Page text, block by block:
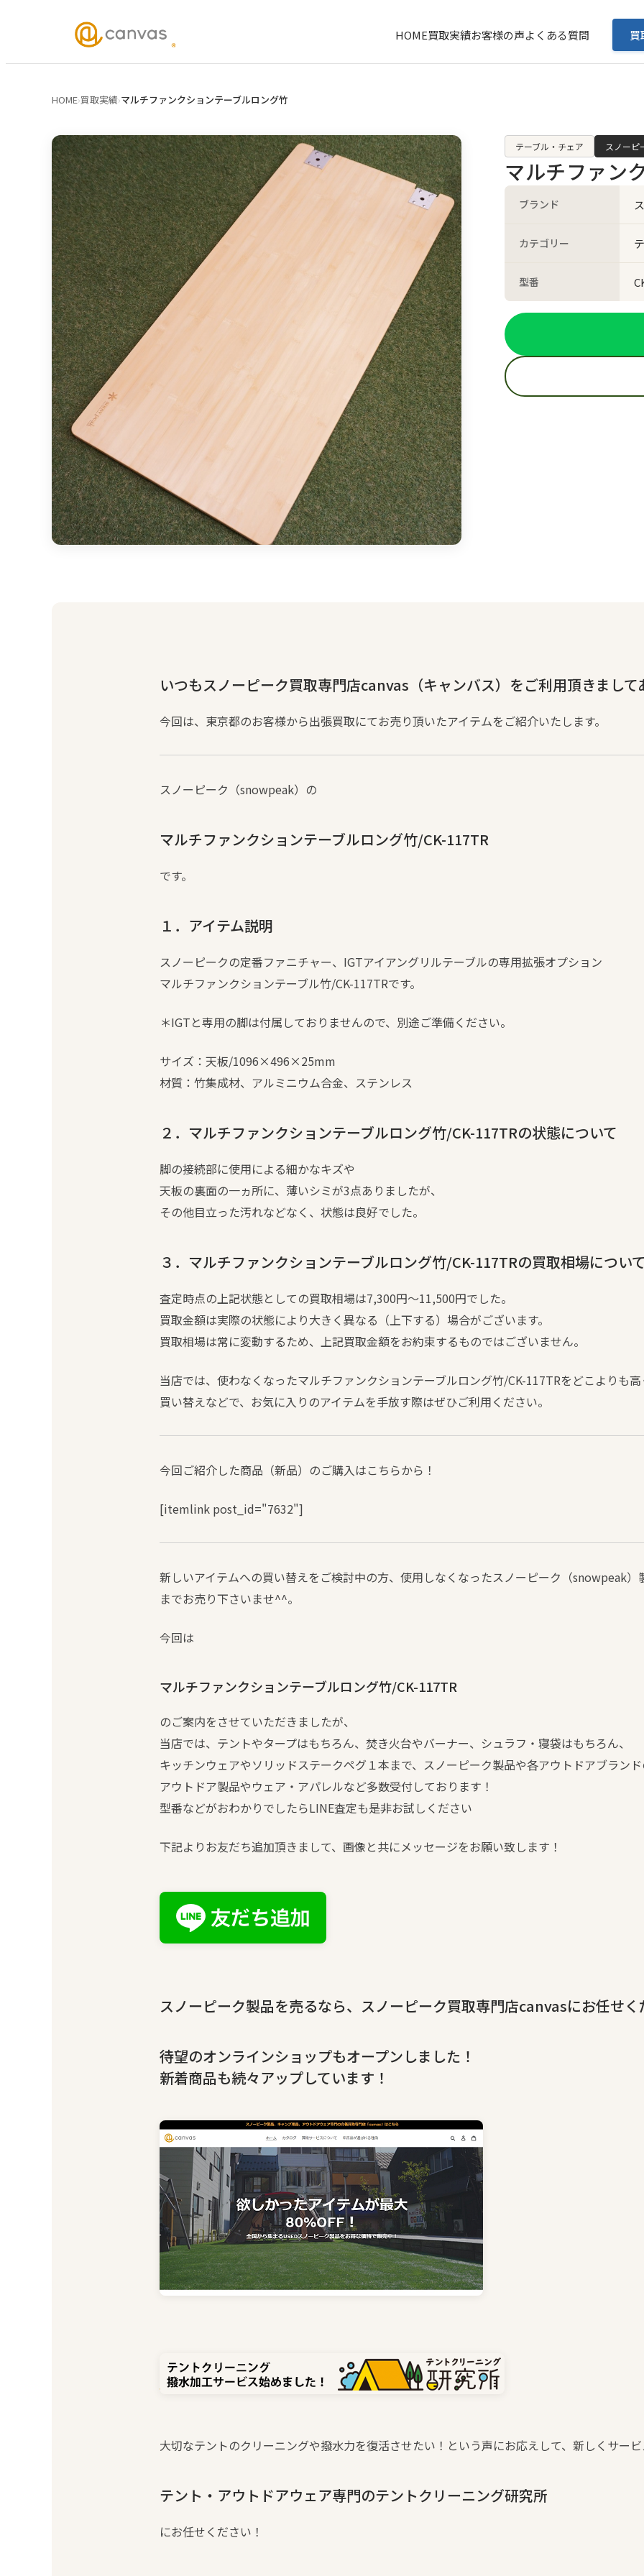
HOME買取実績お客様の声よくある質問 買
HOME›買取実績›マルチファンクションテーブルロング竹
テーブル・チェア スノーピ
マルチファン
ブランド
カテゴリー
型番
いつもスノーピーク買取専門店canvas（キャンバス）をご利用頂きまして
今回は、東京都のお客様から出張買取にてお売り頂いたアイテムをご紹介いたします。
スノーピーク（snowpeak）の
マルチファンクションテーブルロング竹/CK-117TR
です。
１．アイテム説明
スノーピークの定番ファニチャー、IGTアイアングリルテーブルの専用拡張オプション
マルチファンクションテーブル竹/CK-117TRです。
＊IGTと専用の脚は付属しておりませんので、別途ご準備ください。
サイズ：天板/1096×496×25mm
材質：竹集成材、アルミニウム合金、ステンレス
２．マルチファンクションテーブルロング竹/CK-117TRの状態について
脚の接続部に使用による細かなキズや
天板の裏面の一ヵ所に、薄いシミが3点ありましたが、
その他目立った汚れなどなく、状態は良好でした。
３．マルチファンクションテーブルロング竹/CK-117TRの買取相場につい
査定時点の上記状態としての買取相場は7,300円～11,500円でした。
買取金額は実際の状態により大きく異なる（上下する）場合がございます。
買取相場は常に変動するため、上記買取金額をお約束するものではございません。
当店では、使わなくなったマルチファンクションテーブルロング竹/CK-117TRをどこよりも
買い替えなどで、お気に入りのアイテムを手放す際はぜひご利用ください。
今回ご紹介した商品（新品）のご購入はこちらから！
[itemlink post_id="7632"]
新しいアイテムへの買い替えをご検討中の方、使用しなくなったスノーピーク（snowpeak
までお売り下さいませ^^。
今回は
マルチファンクションテーブルロング竹/CK-117TR
のご案内をさせていただきましたが、
当店では、テントやタープはもちろん、焚き火台やバーナー、シュラフ・寝袋はもちろん、
キッチンウェアやソリッドステークペグ１本まで、スノーピーク製品や各アウトドアブラン
アウトドア製品やウェア・アパレルなど多数受付しております！
型番などがおわかりでしたらLINE査定も是非お試しください
下記よりお友だち追加頂きまして、画像と共にメッセージをお願い致します！
スノーピーク製品を売るなら、スノーピーク買取専門店canvasにお任せく
待望のオンラインショップもオープンしました！
新着商品も続々アップしています！
大切なテントのクリーニングや撥水力を復活させたい！という声にお応えして、新しくサー
テント・アウトドアウェア専門のテントクリーニング研究所
にお任せください！